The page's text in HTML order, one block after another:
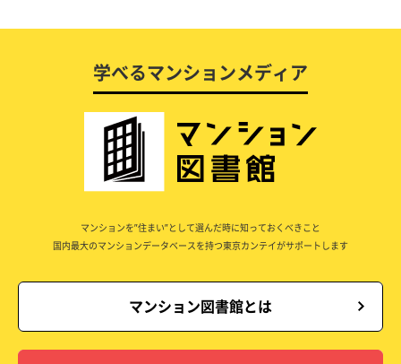
学べるマンションメディア
マンションを”住まい”として選んだ時に知っておくべきこと
国内最大のマンションデータベースを持つ東京カンテイがサポートします
マンション図書館とは